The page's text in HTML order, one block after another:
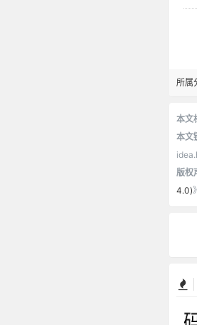
所属
本文
本文
版权
4.0)